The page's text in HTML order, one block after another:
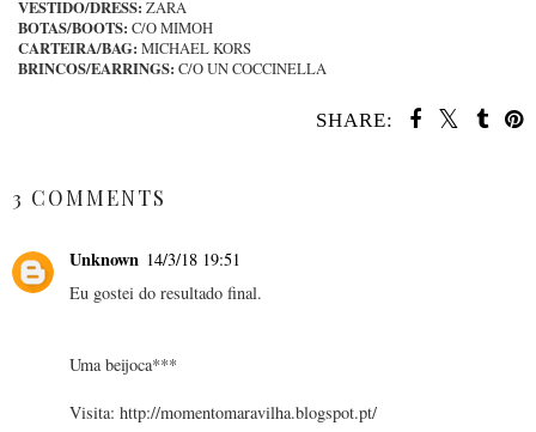
VESTIDO/DRESS: ZARA
BOTAS/BOOTS: C/O MIMOH
CARTEIRA/BAG: MICHAEL KORS
BRINCOS/EARRINGS: C/O UN COCCINELLA
SHARE:
3 COMMENTS
Unknown 14/3/18 19:51
Eu gostei do resultado final.
Uma beijoca***
Visita: http://momentomaravilha.blogspot.pt/